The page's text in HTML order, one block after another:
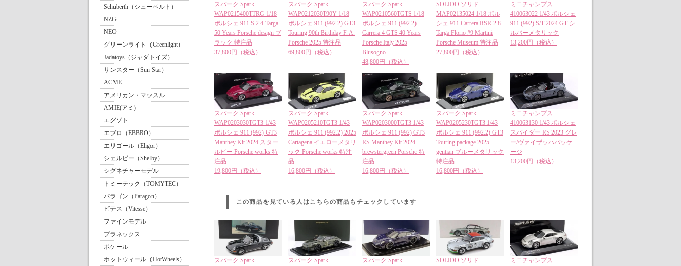
Schuberth（シューベルト）
NZG
NEO
グリーンライト（Greenlight）
Jadatoys（ジャダトイズ）
サンスター（Sun Star）
ACME
アメリカン・マッスル
AMIE(アミ)
エグゾト
エブロ（EBBRO）
エリゴール（Eligor）
シェルビー（Shelby）
シグネチャーモデル
トミーテック（TOMYTEC）
パラゴン（Paragon）
ビテス（Vitesse）
ファインモデル
プラネックス
ポケール
ホットウィール（HotWheels）
スパーク Spark
WAP0215400TTRG 1/18
ポルシェ 911 S 2.4 Targa
50 Years Porsche design ブ
ラック 特注品
37,800円（税込）
スパーク Spark
WAP0212030T90Y 1/18
ポルシェ 911 (992.2) GT3
Touring 90th Birthday F. A.
Porsche 2025 特注品
69,800円（税込）
スパーク Spark
WAP0210560TGTS 1/18
ポルシェ 911 (992.2)
Carrera 4 GTS 40 Years
Porsche Italy 2025
Blusogno
48,800円（税込）
SOLIDO ソリド
MAP02135024 1/18 ポル
シェ 911 Carrera RSR 2.8
Targa Florio #9 Martini
Porsche Museum 特注品
27,800円（税込）
ミニチャンプス
410063022 1/43 ポルシェ
911 (992) S/T 2024 GT シ
ルバーメタリック
13,200円（税込）
スパーク Spark
WAP0203030TGT3 1/43
ポルシェ 911 (992) GT3
Manthey Kit 2024 スター
ルビー Porsche works 特
注品
19,800円（税込）
スパーク Spark
WAP0205210TGT3 1/43
ポルシェ 911 (992.2) 2025
Cartagena イエローメタリ
ック Porsche works 特注
品
16,800円（税込）
スパーク Spark
WAP0203000TGT3 1/43
ポルシェ 911 (992) GT3
RS Manthey Kit 2024
brewstergreen Porsche 特
注品
16,800円（税込）
スパーク Spark
WAP0205230TGT3 1/43
ポルシェ 911 (992.2) GT3
Touring package 2025
gentian ブルーメタリック
特注品
16,800円（税込）
ミニチャンプス
410063130 1/43 ポルシェ
スパイダー RS 2023 グレ
ー/ヴァイザッハパッケ
ージ
13,200円（税込）
この商品を見ている人はこちらの商品もチェックしています
スパーク Spark
スパーク Spark
スパーク Spark
SOLIDO ソリド
ミニチャンプス